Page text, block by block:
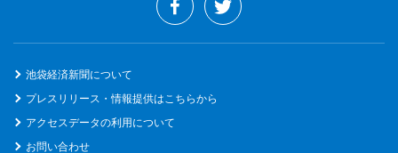
池袋経済新聞について
プレスリリース・情報提供はこちらから
アクセスデータの利用について
お問い合わせ